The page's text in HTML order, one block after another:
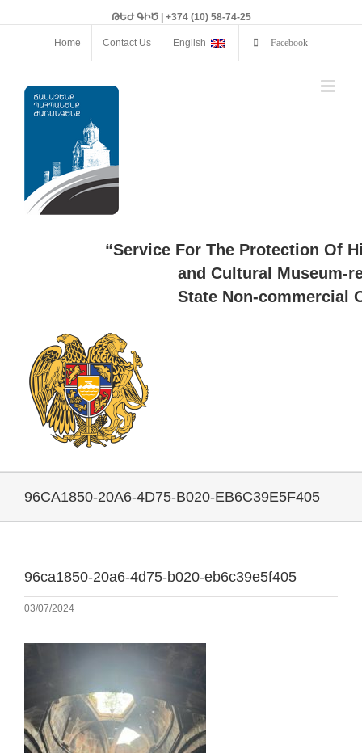
ԹԵԺ ԳԻԾ | +374 (10) 58-74-25
Home Contact Us English Facebook
“Service For The Protection Of
and Cultural Museum-
State Non-commercial
96CA1850-20A6-4D75-B020-EB6C39E5F405
96ca1850-20a6-4d75-b020-eb6c39e5f405
03/07/2024